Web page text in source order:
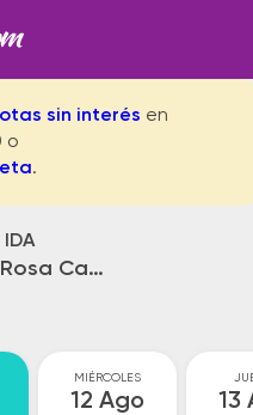
sin interés en
o
.
IDA
Sta. Rosa Calamuchita
MIÉRCOLES
12 Ago 13